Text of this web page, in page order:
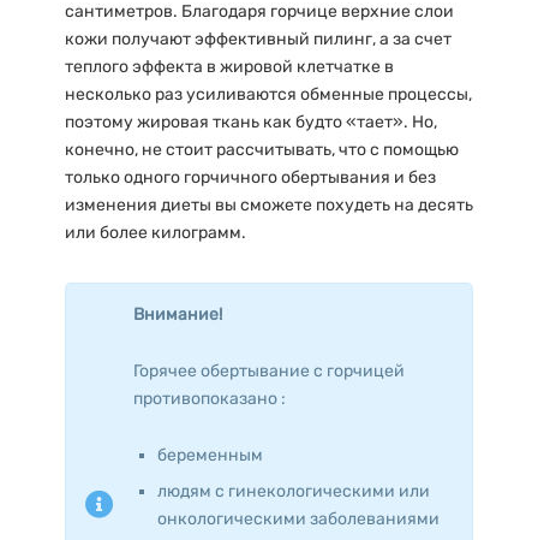
сантиметров. Благодаря горчице верхние слои
кожи получают эффективный пилинг, а за счет
теплого эффекта в жировой клетчатке в
несколько раз усиливаются обменные процессы,
поэтому жировая ткань как будто «тает». Но,
конечно, не стоит рассчитывать, что с помощью
только одного горчичного обертывания и без
изменения диеты вы сможете похудеть на десять
или более килограмм.
Внимание!
Горячее обертывание с горчицей
противопоказано :
беременным
людям с гинекологическими или
онкологическими заболеваниями